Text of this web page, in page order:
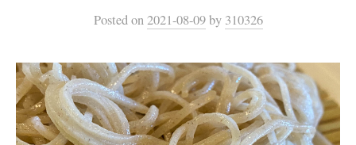
Postedon2021-08-09 by 310326